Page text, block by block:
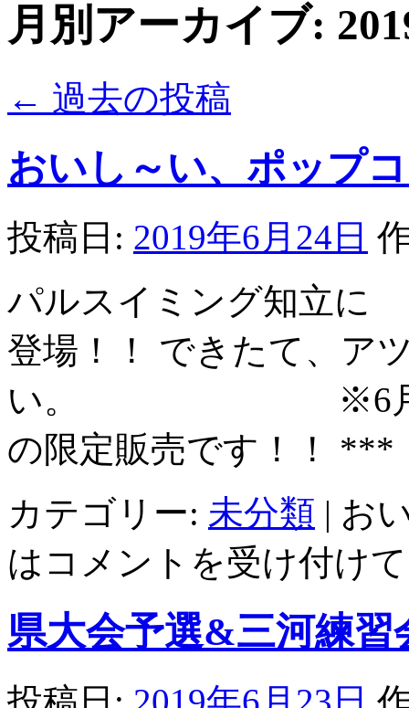
月別アーカイブ:
← 過去の投稿
おいし～い、ポップ
投稿日: 2019年6月24日
パルスイミング知立に
登場！！ できたて、ア
い。 ※6月24日（
の限定販売です！！
カテゴリー: 未分類 | お
は コメントを受け付け
県大会予選&三河練習